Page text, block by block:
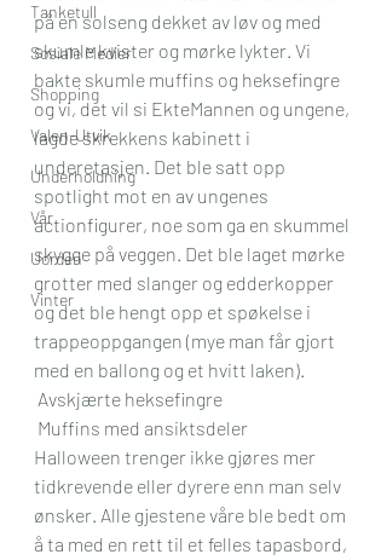
Tanketull
Sosiale Medier
Shopping
Valen-Utvik
Underholdning
Vår
Uorden
Vinter
på en solseng dekket av løv og med
skumle kvister og mørke lykter. Vi
bakte skumle muffins og heksefingre
og vi, det vil si EkteMannen og ungene,
lagde skrekkens kabinett i
underetasjen. Det ble satt opp
spotlight mot en av ungenes
actionfigurer, noe som ga en skummel
skygge på veggen. Det ble laget mørke
grotter med slanger og edderkopper
og det ble hengt opp et spøkelse i
trappeoppgangen (mye man får gjort
med en ballong og et hvitt laken).
Avskjærte heksefingre
Muffins med ansiktsdeler
Halloween trenger ikke gjøres mer
tidkrevende eller dyrere enn man selv
ønsker. Alle gjestene våre ble bedt om
å ta med en rett til et felles tapasbord,